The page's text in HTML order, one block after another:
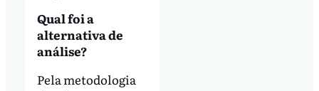
Qual foi a
alternativa de
análise?
Pela metodologia